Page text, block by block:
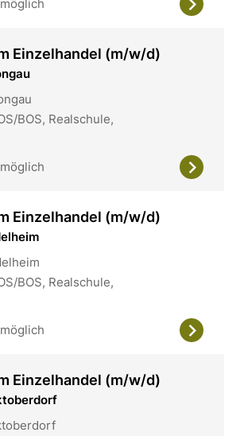
Einzelhandel (m/w/d)
BOS, Realschule,
Einzelhandel (m/w/d)
BOS, Realschule,
Einzelhandel (m/w/d)